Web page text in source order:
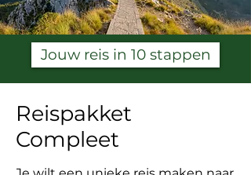
Jouw reis in 10 stappen
Reispakket
Compleet